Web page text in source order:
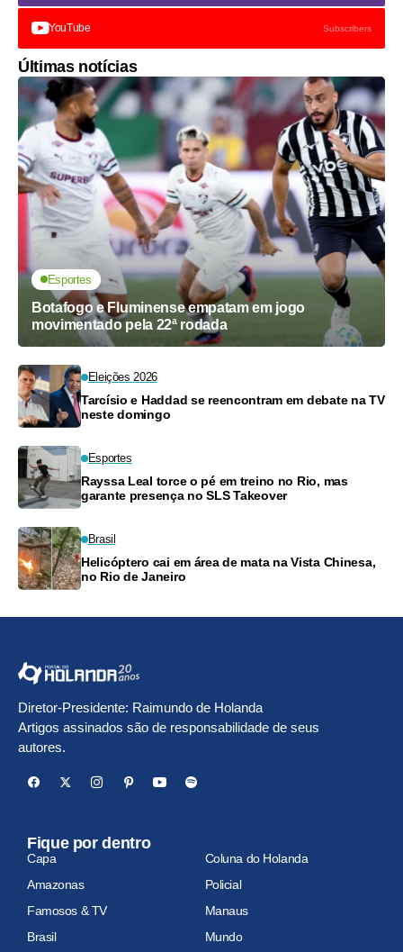
YouTube Subscribers
Últimas notícias
Esportes
Botafogo e Fluminense empatam em jogo
movimentado pela 22ª rodada
Eleições 2026
Tarcísio e Haddad se reencontram em debate na TV
neste domingo
Esportes
Rayssa Leal torce o pé em treino no Rio, mas
garante presença no SLS Takeover
Brasil
Helicóptero cai em área de mata na Vista Chinesa,
no Rio de Janeiro
Diretor-Presidente: Raimundo de Holanda
Artigos assinados são de responsabilidade de seus
autores.
Fique por dentro
Capa
Coluna do Holanda
Amazonas
Policial
Famosos & TV
Manaus
Brasil
Mundo